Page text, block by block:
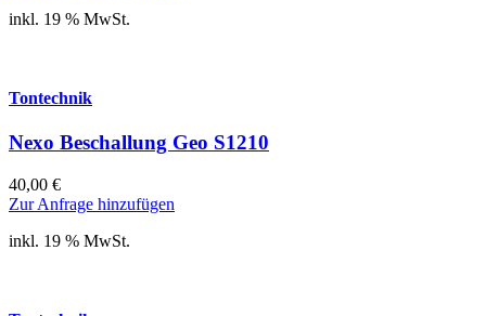
inkl. 19 % MwSt.
Tontechnik
Nexo Beschallung Geo S1210
40,00 €
Zur Anfrage hinzufügen
inkl. 19 % MwSt.